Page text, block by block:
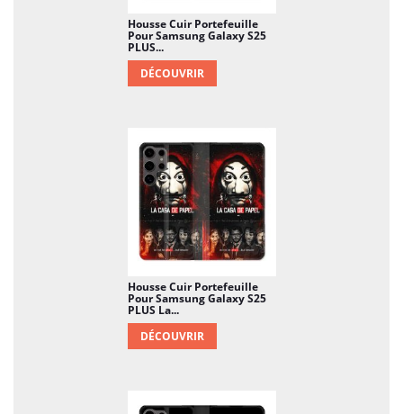
Housse Cuir Portefeuille
Pour Samsung Galaxy S25
PLUS...
DÉCOUVRIR
Housse Cuir Portefeuille
Pour Samsung Galaxy S25
PLUS La...
DÉCOUVRIR